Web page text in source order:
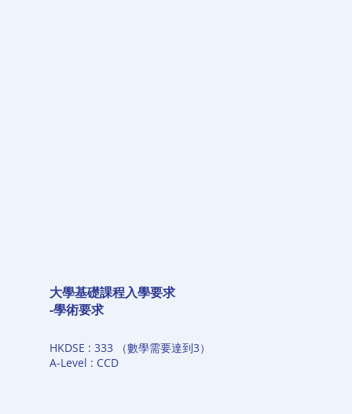
大學基礎課程入學要求
-學術要求
HKDSE : 333 （數學需要達到3）
A-Level : CCD